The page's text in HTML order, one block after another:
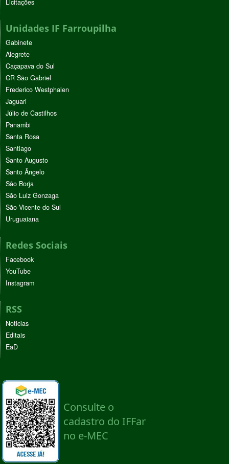
Licitações
Unidades IF Farroupilha
Gabinete
Alegrete
Caçapava do Sul
CR São Gabriel
Frederico Westphalen
Jaguari
Júlio de Castilhos
Panambi
Santa Rosa
Santiago
Santo Augusto
Santo Ângelo
São Borja
São Luiz Gonzaga
São Vicente do Sul
Uruguaiana
Redes Sociais
Facebook
YouTube
Instagram
RSS
Noticias
Editais
EaD